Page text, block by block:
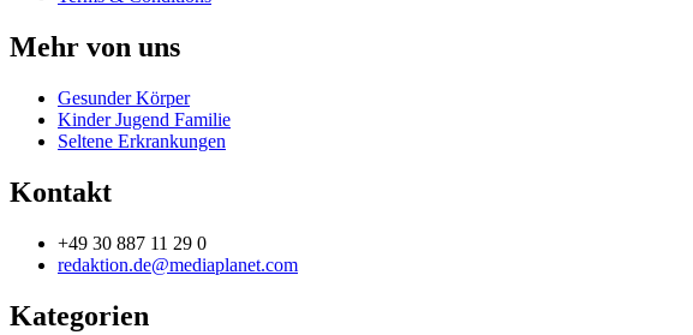
Mehr von uns
Gesunder Körper
Kinder Jugend Familie
Seltene Erkrankungen
Kontakt
+49 30 887 11 29 0
redaktion.de@mediaplanet.com
Kategorien